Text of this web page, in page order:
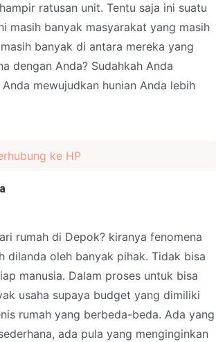
ratusan unit. Tentu saja ini suatu
masih banyak masyarakat yang masih
banyak di antara mereka yang
dengan Anda? Sudahkah Anda
mewujudkan hunian Anda lebih
ke HP
rumah di Depok? kiranya fenomena
dilanda oleh banyak pihak. Tidak bisa
manusia. Dalam proses untuk bisa
usaha supaya budget yang dimiliki
rumah yang berbeda-beda. Ada yang
ada pula yang menginginkan